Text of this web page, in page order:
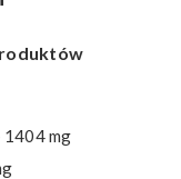
1404 mg